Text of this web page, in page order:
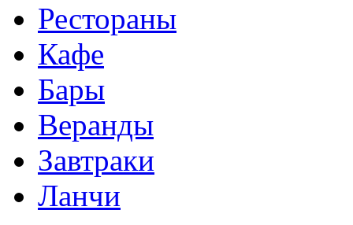
Рестораны
Кафе
Бары
Веранды
Завтраки
Ланчи